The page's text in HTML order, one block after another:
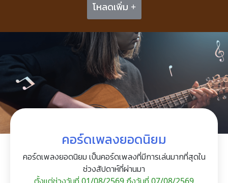
โหลดเพิ่ม +
คอร์ดเพลงยอดนิยม
คอร์ดเพลงยอดนิยม เป็นคอร์ดเพลงที่มีการเล่นมากที่สุดใน
ช่วงสัปดาห์ที่ผ่านมา